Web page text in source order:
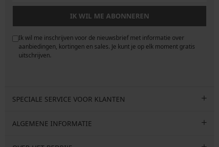
IK WIL ME ABONNEREN
Ik wil me inschrijven voor de nieuwsbrief met informatie over
aanbiedingen, kortingen en sales. Je kunt je op elk moment gratis
uitschrijven.
SPECIALE SERVICE VOOR KLANTEN
ALGEMENE INFORMATIE